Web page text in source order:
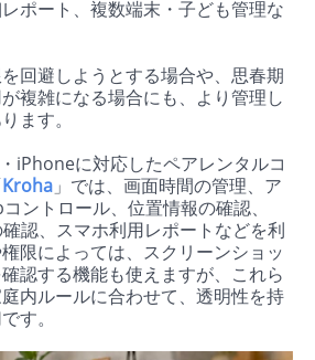
ポート、複数端末・子ども管理な
回避しようとする場合や、思春期
複雑になる場合にも、より管理し
ます。
iPhoneに対応したペアレンタルコ
Kroha 」では、画面時間の管理、ア
ントロール、位置情報の確認、
認、スマホ利用レポートなどを利
限によっては、スクリーンショッ
認する機能も使えますが、これら
内ルールに合わせて、透明性を持
す。